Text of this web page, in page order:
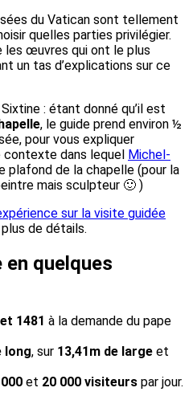
du Vatican sont tellement
quelles parties privilégier.
les œuvres qui ont le plus
un tas d’explications sur ce
: étant donné qu’il est
, le guide prend environ ½
pour vous expliquer
contexte dans lequel Michel-
plafond de la chapelle (pour la
mais sculpteur 🙂 )
sur la visite guidée
de détails.
en quelques
1481 à la demande du pape
long, sur 13,41m de large et
et 20 000 visiteurs par jour.